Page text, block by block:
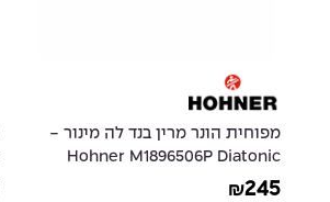
מפוחית הונר מרין בנד לה מינור -
Hohner M1896506P Diatonic
Harmonica Marine Band 1896 in
₪245